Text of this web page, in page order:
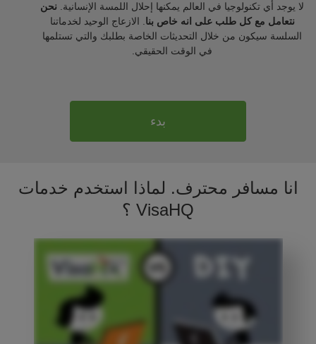
لا يوجد أي تكنولوجيا في العالم يمكنها إحلال اللمسة الإنسانية. نحن
نتعامل مع كل طلب على انه خاص بنا . الازعاج الوحيد لخدماتنا
السلسة سيكون من خلال التحديثات الخاصة بطلبك والتي تستلمها
في الوقت الحقيقي.
بدء
انا مسافر محترف. لماذا استخدم خدمات
VisaHQ ؟